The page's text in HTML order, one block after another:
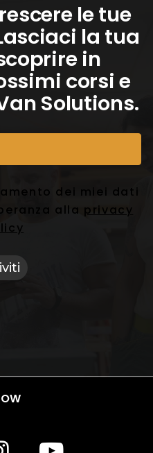
le tue
la tua
in
corsi e
Solutions.
dei miei dati
alla privacy